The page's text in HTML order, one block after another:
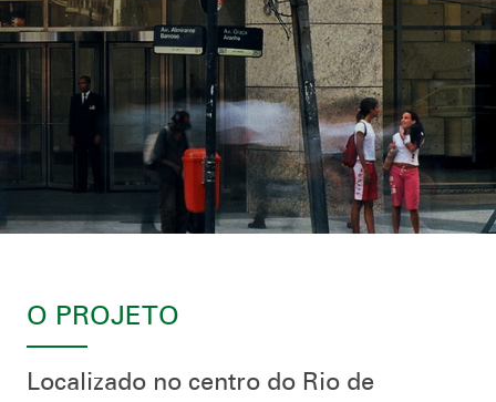
O PROJETO
Localizado no centro do Rio de